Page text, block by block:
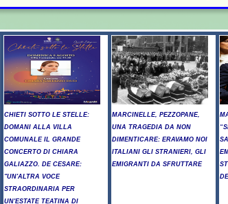
CHIETI SOTTO LE STELLE:
DOMANI ALLA VILLA
COMUNALE IL GRANDE
CONCERTO DI CHIARA
GALIAZZO. DE CESARE:
"UN'ALTRA VOCE
STRAORDINARIA PER
UN'ESTATE TEATINA DI
MARCINELLE, PEZZOPANE,
UNA TRAGEDIA DA NON
DIMENTICARE: ERAVAMO NOI
ITALIANI GLI STRANIERI, GLI
EMIGRANTI DA SFRUTTARE